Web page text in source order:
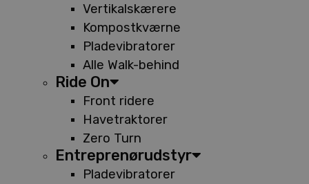
Vertikalskærere
Kompostkværne
Pladevibratorer
Alle Walk-behind
Ride On
Front ridere
Havetraktorer
Zero Turn
Entreprenørudstyr
Pladevibratorer